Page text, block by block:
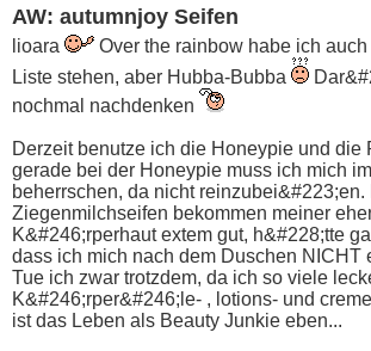
AW: autumnjoy Seifen
lioara
Over the rainbow habe ich
Liste stehen, aber Hubba-Bubba
nochmal nachdenken
Derzeit benutze ich die Honeypie und die
gerade bei der Honeypie muss ich mich
beherrschen, da nicht reinzubei&#223;en.
Ziegenmilchseifen bekommen meiner
K&#246;rperhaut extem gut, h&#228;tte
dass ich mich nach dem Duschen NICHT
Tue ich zwar trotzdem, da ich so viele
K&#246;rper&#246;le- , lotions- und
ist das Leben als Beauty Junkie eben...